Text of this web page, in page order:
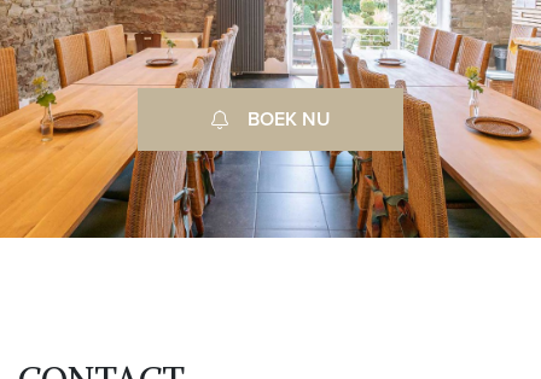
BOEK NU